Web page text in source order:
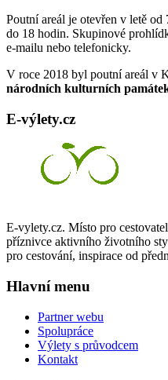
Poutní areál je otevřen v letě
do 18 hodin. Skupinové
e-mailu nebo telefonicky.
V roce 2018 byl poutní areál v
národních kulturních
E-výlety.cz
E-vylety.cz. Místo pro
příznivce aktivního životního
pro cestování, inspirace od
Hlavní menu
Partner webu
Spolupráce
Výlety s průvodcem
Kontakt